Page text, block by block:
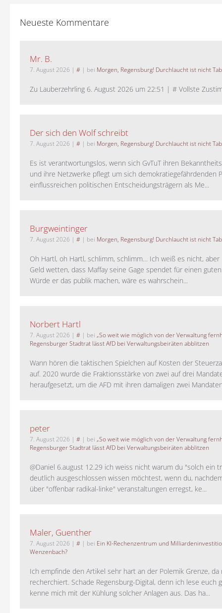
Neueste Kommentare
Mr. B.
7. August 2026 | # | bei Morgen, Regensburg! Durchlaucht ist nicht
Zu Lauberzehrling 6. August 2026 um 22:51 | # Vollste
Der sich den Wolf schreibt
7. August 2026 | # | bei Morgen, Regensburg! Durchlaucht ist nicht
Es ist verantwortungslos, wenn sich GvTuT ihren
und ihre Netzwerke pflegt um sich demokratiegefährdenden
einflussreichen politischen Entscheidungsträgern als Me...
Burgweintinger
7. August 2026 | # | bei Morgen, Regensburg! Durchlaucht ist nicht
Oh Hartl, oh Hartl, schlimm, schlimm… Ich weiß es nicht, aber
Geld wetten, dass Maffay seine Gage spendet für einen
Würde er das publik machen, wäre es wahrschein...
Norbert Hartl
7. August 2026 | # | bei „So weit wie möglich von der Verwaltung
Regensburger Stadtrat lässt AfD bei Verwaltungsbeiräten abblitzen
Wann hören die taktischen Spielchen auf Kosten der
auf. 2020 wurde die Fraktionsstärke von zwei auf drei
heraufgesetzt, um die AFD mit ihren damaligen zwei
peter
7. August 2026 | # | bei „So weit wie möglich von der Verwaltung
Regensburger Stadtrat lässt AfD bei Verwaltungsbeiräten abblitzen
@Daniel 6.august 12.29 ich weiss nicht warum du "solch ein
deutlich ausgeschlossen wissen möchtest, wenn du,
über "offenbar radikal-linke" veranstaltungen erregst, ke...
Maler, Guenther
7. August 2026 | # | bei Ein KI-Rechenzentrum und
Wenzenbach?
Ich empfinde den Artikel sehr hart an der Polemik Grenze,
recherchiert. Schade Regensburg-Digital, denn ich lese euch
kenne mich mit der Kühlung solcher Anlagen aus. Das ha...